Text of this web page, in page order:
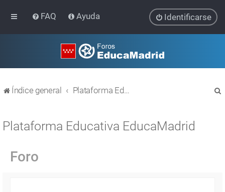
FAQ Ayuda Identificarse
Índice general Plataforma Educativa EducaMadrid
Plataforma Educativa EducaMadrid
Foro